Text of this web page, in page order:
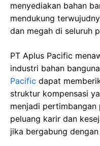
menyediakan bahan
mendukung
dan megah di seluruh
PT Aplus Pacific
industri bahan
Pacific dapat
struktur kompensasi
menjadi pertimbangan
peluang karir dan
jika bergabung